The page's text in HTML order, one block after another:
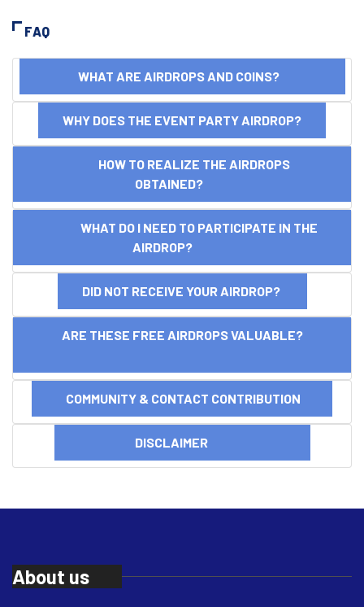
FAQ
WHAT ARE AIRDROPS AND COINS?
WHY DOES THE EVENT PARTY AIRDROP?
HOW TO REALIZE THE AIRDROPS
OBTAINED?
WHAT DO I NEED TO PARTICIPATE IN THE
AIRDROP?
DID NOT RECEIVE YOUR AIRDROP?
ARE THESE FREE AIRDROPS VALUABLE?
COMMUNITY & CONTACT CONTRIBUTION
DISCLAIMER
About us